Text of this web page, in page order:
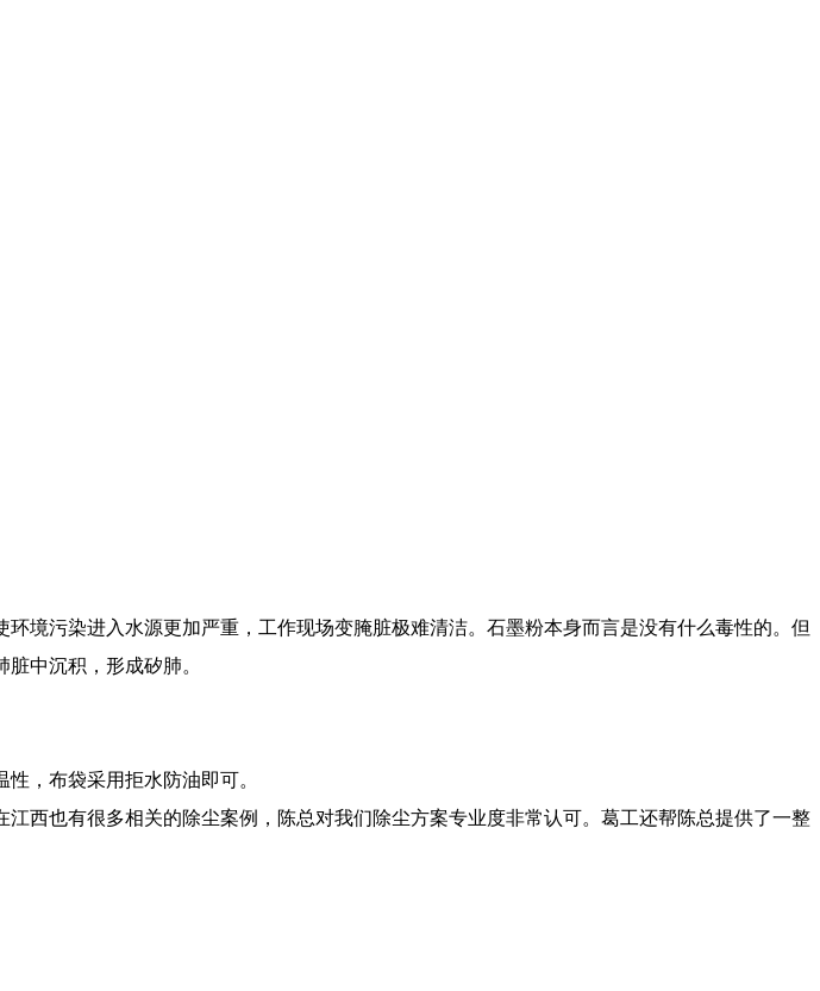
境污染进入水源更加严重，工作现场变腌脏极难清洁。石墨粉本身而言是没有什么毒性的。但
中沉积，形成矽肺。
，布袋采用拒水防油即可。
也有很多相关的除尘案例，陈总对我们除尘方案专业度非常认可。葛工还帮陈总提供了一整